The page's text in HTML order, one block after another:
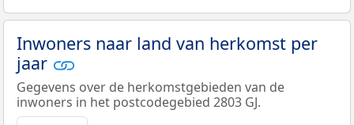
Inwoners naar land van herkomst per
jaar
Gegevens over de herkomstgebieden van de
inwoners in het postcodegebied 2803 GJ.